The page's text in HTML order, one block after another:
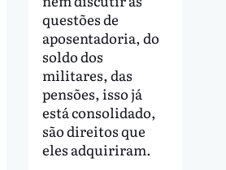
questões de
aposentadoria, do
soldo dos
militares, das
pensões, isso já
está consolidado,
são direitos que
eles adquiriram.